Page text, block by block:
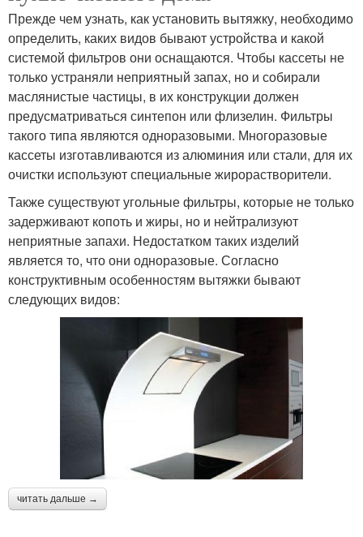
Прежде чем узнать, как установить вытяжку, необходимо
определить, каких видов бывают устройства и какой
системой фильтров они оснащаются. Чтобы кассеты не
только устраняли неприятный запах, но и собирали
маслянистые частицы, в их конструкции должен
предусматриваться синтепон или флизелин. Фильтры
такого типа являются одноразовыми. Многоразовые
кассеты изготавливаются из алюминия или стали, для их
очистки используют специальные жирорастворители.
Также существуют угольные фильтры, которые не только
задерживают копоть и жиры, но и нейтрализуют
неприятные запахи. Недостатком таких изделий
является то, что они одноразовые. Согласно
конструктивным особенностям вытяжки бывают
следующих видов:
читать дальше →